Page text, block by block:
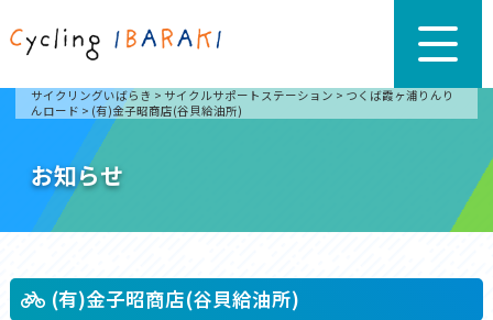
サイクリングいばらき > サイクルサポートステーション > つくば霞ヶ浦りんり
んロード > (有)金子昭商店(谷貝給油所)
お知らせ
(有)金子昭商店(谷貝給油所)